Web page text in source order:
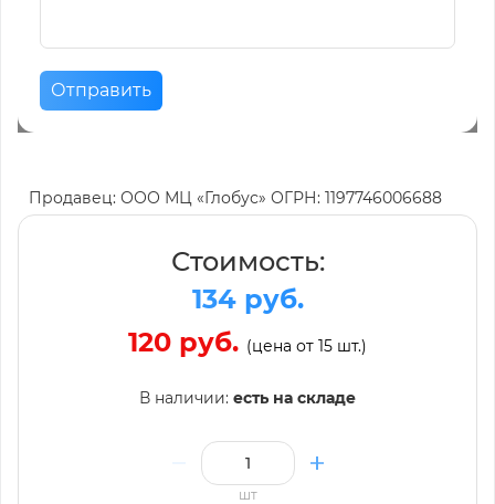
Отправить
Продавец: ООО МЦ «Глобус» ОГРН: 1197746006688
Стоимость:
134 руб.
120 руб. (цена от 15 шт.)
В наличии: есть на складе
шт